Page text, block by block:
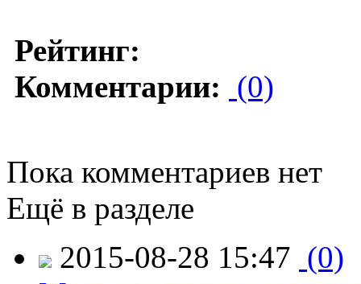
Рейтинг:
Комментарии: (0)
Пока комментариев нет
Ещё в разделе
2015-08-28 15:47 (0)